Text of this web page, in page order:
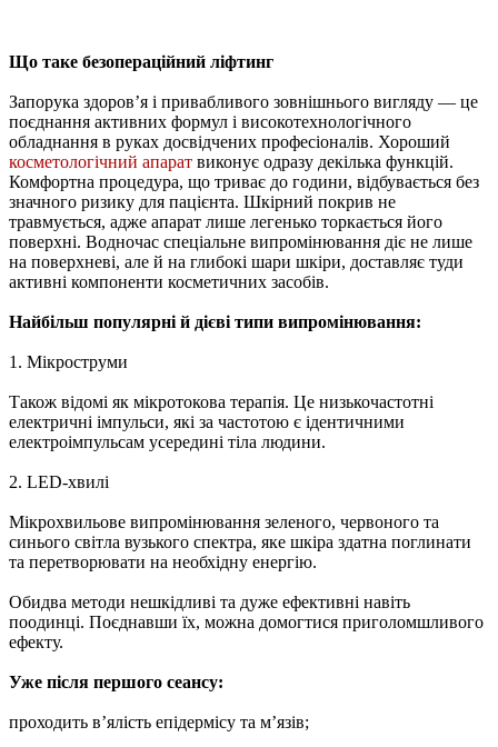
Що таке безопераційний ліфтинг
Запорука здоров’я і привабливого зовнішнього вигляду — це
поєднання активних формул і високотехнологічного
обладнання в руках досвідчених професіоналів. Хороший
косметологічний апарат виконує одразу декілька функцій.
Комфортна процедура, що триває до години, відбувається без
значного ризику для пацієнта. Шкірний покрив не
травмується, адже апарат лише легенько торкається його
поверхні. Водночас спеціальне випромінювання діє не лише
на поверхневі, але й на глибокі шари шкіри, доставляє туди
активні компоненти косметичних засобів.
Найбільш популярні й дієві типи випромінювання:
1. Мікроструми
Також відомі як мікротокова терапія. Це низькочастотні
електричні імпульси, які за частотою є ідентичними
електроімпульсам усередині тіла людини.
2. LED-хвилі
Мікрохвильове випромінювання зеленого, червоного та
синього світла вузького спектра, яке шкіра здатна поглинати
та перетворювати на необхідну енергію.
Обидва методи нешкідливі та дуже ефективні навіть
поодинці. Поєднавши їх, можна домогтися приголомшливого
ефекту.
Уже після першого сеансу:
проходить в’ялість епідермісу та м’язів;